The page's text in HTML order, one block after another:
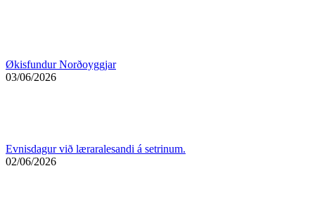
Økisfundur Norðoyggjar
03/06/2026
Evnisdagur við læraralesandi á setrinum.
02/06/2026